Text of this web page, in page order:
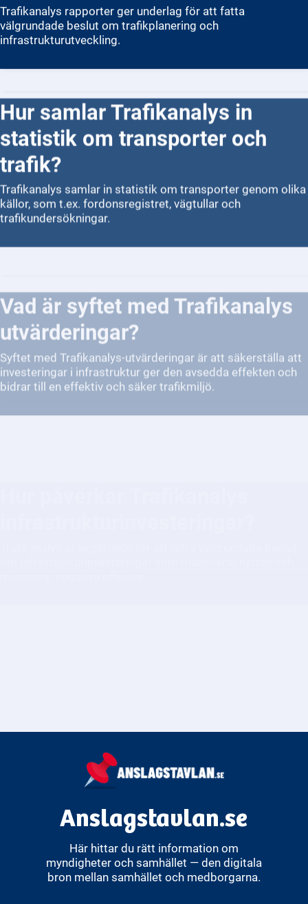
Trafikanalys rapporter ger underlag för att fatta
välgrundade beslut om trafikplanering och
infrastrukturutveckling.
Hur samlar Trafikanalys in
statistik om transporter och
trafik?
Trafikanalys samlar in statistik om transporter genom olika
källor, som t.ex. fordonsregistret, vägtullar och
trafikundersökningar.
utvärderingar?
Syftet med Trafikanalys-utvärderingar är att säkerställa att
investeringar i infrastruktur ger den avsedda effekten och
bidrar till en effektiv och säker trafikmiljö.
Anslagstavlan.se
Här hittar du rätt information om
myndigheter och samhället — den digitala
bron mellan samhället och medborgarna.